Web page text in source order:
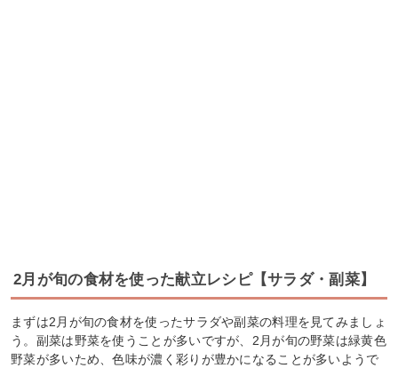
2月が旬の食材を使った献立レシピ【サラダ・副菜】
まずは2月が旬の食材を使ったサラダや副菜の料理を見てみましょ
う。副菜は野菜を使うことが多いですが、2月が旬の野菜は緑黄色
野菜が多いため、色味が濃く彩りが豊かになることが多いようで